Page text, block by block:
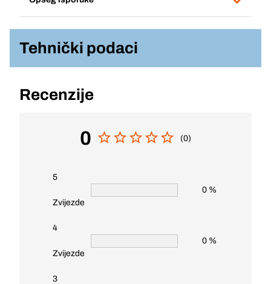
Tehnički podaci
Recenzije
0 (0)
5
Zvijezde
0 %
4
Zvijezde
0 %
3